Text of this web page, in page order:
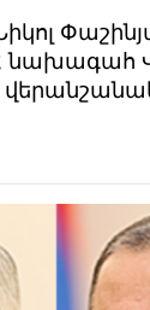
նախագահ